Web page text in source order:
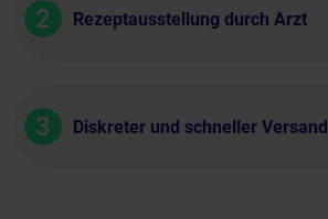
2 Rezeptausstellung durch Arzt
3 Diskreter und schneller Versand